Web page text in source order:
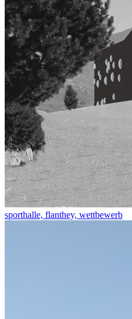
sporthalle, flanthey, wettbewerb